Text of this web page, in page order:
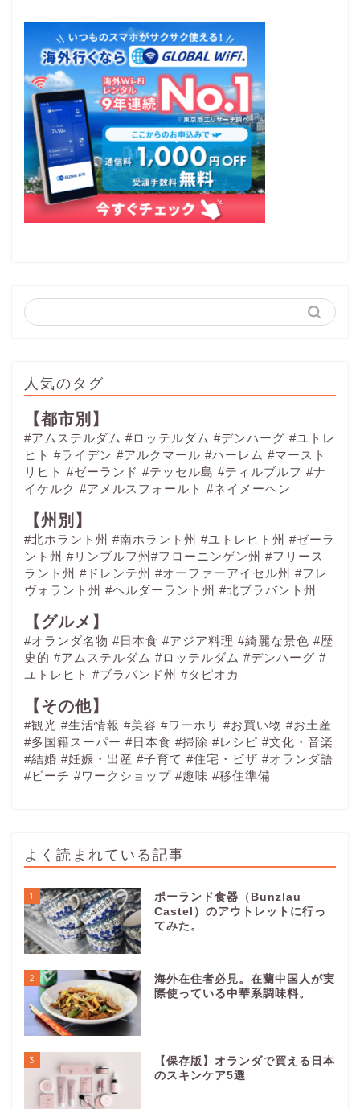
人気のタグ
【都市別】
#アムステルダム #ロッテルダム #デンハーグ #ユトレ
ヒト #ライデン #アルクマール #ハーレム #マースト
リヒト #ゼーランド #テッセル島 #ティルブルフ #ナ
イケルク #アメルスフォールト #ネイメーヘン
【州別】
#北ホラント州 #南ホラント州 #ユトレヒト州 #ゼーラ
ント州 #リンブルフ州#フローニンゲン州 #フリース
ラント州 #ドレンテ州 #オーファーアイセル州 #フレ
ヴォラント州 #ヘルダーラント州 #北ブラバント州
【グルメ】
#オランダ名物 #日本食 #アジア料理 #綺麗な景色 #歴
史的 #アムステルダム #ロッテルダム #デンハーグ #
ユトレヒト #ブラバンド州 #タピオカ
【その他】
#観光 #生活情報 #美容 #ワーホリ #お買い物 #お土産
#多国籍スーパー #日本食 #掃除 #レシピ #文化・音楽
#結婚 #妊娠・出産 #子育て #住宅・ビザ #オランダ語
#ビーチ #ワークショップ #趣味 #移住準備
よく読まれている記事
1
ポーランド食器（Bunzlau
Castel）のアウトレットに行っ
てみた。
2
海外在住者必見。在蘭中国人が実
際使っている中華系調味料。
3
【保存版】オランダで買える日本
のスキンケア5選